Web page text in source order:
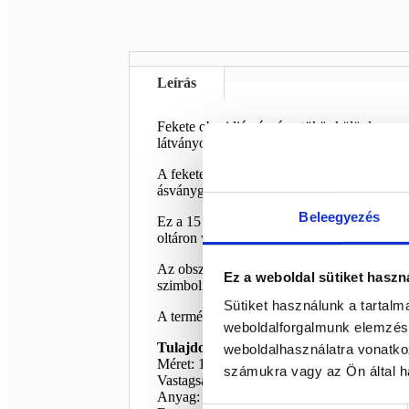
Beleegyezés
Ez a weboldal sütiket
Sütiket használunk a
weboldalforgalmunk
weboldalhasználatra
számukra vagy az Ön által
Leírás
Fekete obszidián ásvány tükör különleges,
látványos dekoráció és különleges
A fekete obszidián erőteljes, karakteres
ásványgyűjteményben vagy spirituális
Ez a 15 cm-es fekete obszidián tükör
oltáron vagy ásványos összeállítás
Az obszidiánt sokan védelmező, földelő és
szimbolikus jelentéssel bíró ajándék is
A termékfotón látható ásvány kerül
Tulajdonságok:
Méret: 15 cm
Vastagság: 1,5 cm
Anyag: fekete obszidián ásvány